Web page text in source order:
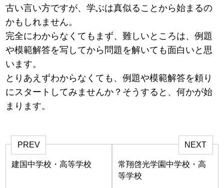
古い言い方ですが、学ぶは真似ることから始まるの
かもしれません。
完全にわからなくてもまず、難しいところは、例題
や模範解答を写してから問題を解いても面白いと思
います。
とりあえずわからなくても、例題や模範解答を頼り
にスタートしてみませんか？そうすると、何かが始
まります。
PREV
建国中学校・高等学校
NEXT
常翔啓光学園中学校・高
等学校